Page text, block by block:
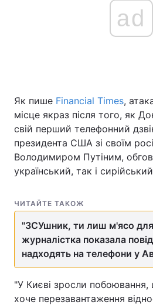
Головна
Економіка
Спорт
Техно і зв'язок
Зброя
ad
Як пише Financial Times,
місце якраз після того, як
свій перший телефонний
президента США зі своїм
Володимиром Путіним,
український, так і
ЧИТАЙТЕ ТАКОЖ
"ЗСУшник, ти лиш м'ясо
журналістка показала
надходять на телефони у
"У Києві зросли
хоче перезавантаження